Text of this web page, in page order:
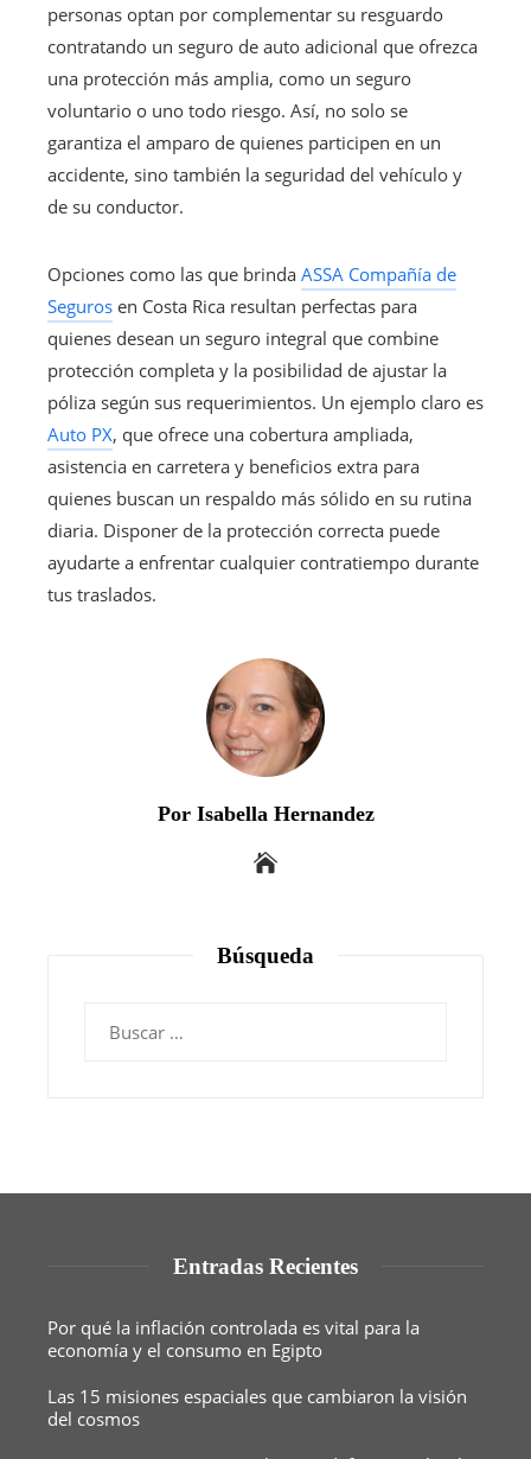
personas optan por complementar su resguardo
contratando un seguro de auto adicional que ofrezca
una protección más amplia, como un seguro
voluntario o uno todo riesgo. Así, no solo se
garantiza el amparo de quienes participen en un
accidente, sino también la seguridad del vehículo y
de su conductor.
Opciones como las que brinda ASSA Compañía de
Seguros en Costa Rica resultan perfectas para
quienes desean un seguro integral que combine
protección completa y la posibilidad de ajustar la
póliza según sus requerimientos. Un ejemplo claro es
Auto PX, que ofrece una cobertura ampliada,
asistencia en carretera y beneficios extra para
quienes buscan un respaldo más sólido en su rutina
diaria. Disponer de la protección correcta puede
ayudarte a enfrentar cualquier contratiempo durante
tus traslados.
Por Isabella Hernandez
Búsqueda
Entradas Recientes
Por qué la inflación controlada es vital para la
economía y el consumo en Egipto
Las 15 misiones espaciales que cambiaron la visión
del cosmos